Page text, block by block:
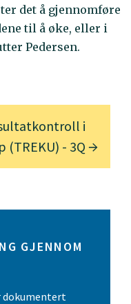
det å gjennomføre
til å øke, eller i
Pedersen.
i
- 3Q
GJENNOM
dokumentert